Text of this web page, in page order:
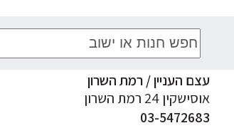
עצם העניין / רמת השרון
אוסישקין 24 רמת השרון
03-5472683